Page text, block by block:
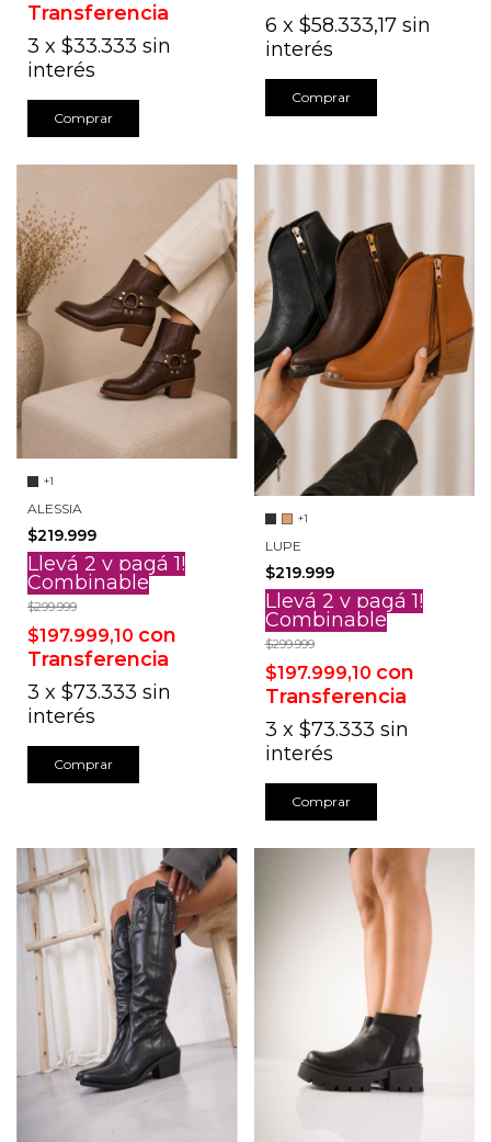
Transferencia
3 x $33.333 sin
interés
Comprar
6 x $58.333,17 sin
interés
Comprar
+1
ALESSIA
$219.999
Llevá 2 y pagá 1!
Combinable
$299.999
$197.999,10 con
Transferencia
3 x $73.333 sin
interés
Comprar
+1
LUPE
$219.999
Llevá 2 y pagá 1!
Combinable
$299.999
$197.999,10 con
Transferencia
3 x $73.333 sin
interés
Comprar